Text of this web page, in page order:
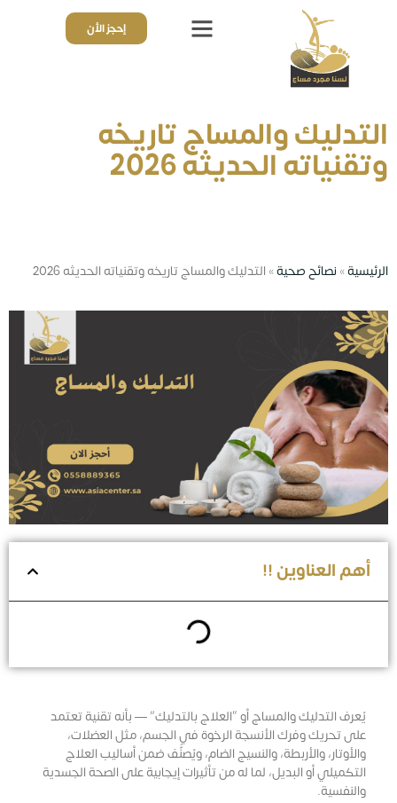
إحجز الأن
التدليك والمساج تاريخه
وتقنياته الحديثه 2026
الرئيسية»نصائح صحية»التدليك والمساج تاريخه وتقنياته الحديثه 2026
أهم العناوين !!
يُعرف التدليك والمساج أو “العلاج بالتدليك” — بأنه تقنية تعتمد
على تحريك وفرك الأنسجة الرخوة في الجسم، مثل العضلات،
والأوتار، والأربطة، والنسيج الضام، ويُصنَّف ضمن أساليب العلاج
التكميلي أو البديل، لما له من تأثيرات إيجابية على الصحة الجسدية
والنفسية.